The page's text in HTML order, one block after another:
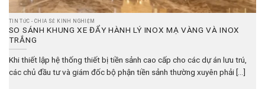
TIN TỨC - CHIA SẺ KINH NGHIỆM
SO SÁNH KHUNG XE ĐẨY HÀNH LÝ INOX MẠ VÀNG VÀ INOX
TRẮNG
Khi thiết lập hệ thống thiết bị tiền sảnh cao cấp cho các dự án lưu trú,
các chủ đầu tư và giám đốc bộ phận tiền sảnh thường xuyên phải [...]